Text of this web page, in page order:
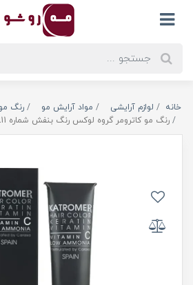
خانه لوازم آرایشی مواد آرایش مو
رنگ
رنگ مو کاترومر گروه لوکس رنگ بنفش شماره L11 حجم 100 میلی لیتر